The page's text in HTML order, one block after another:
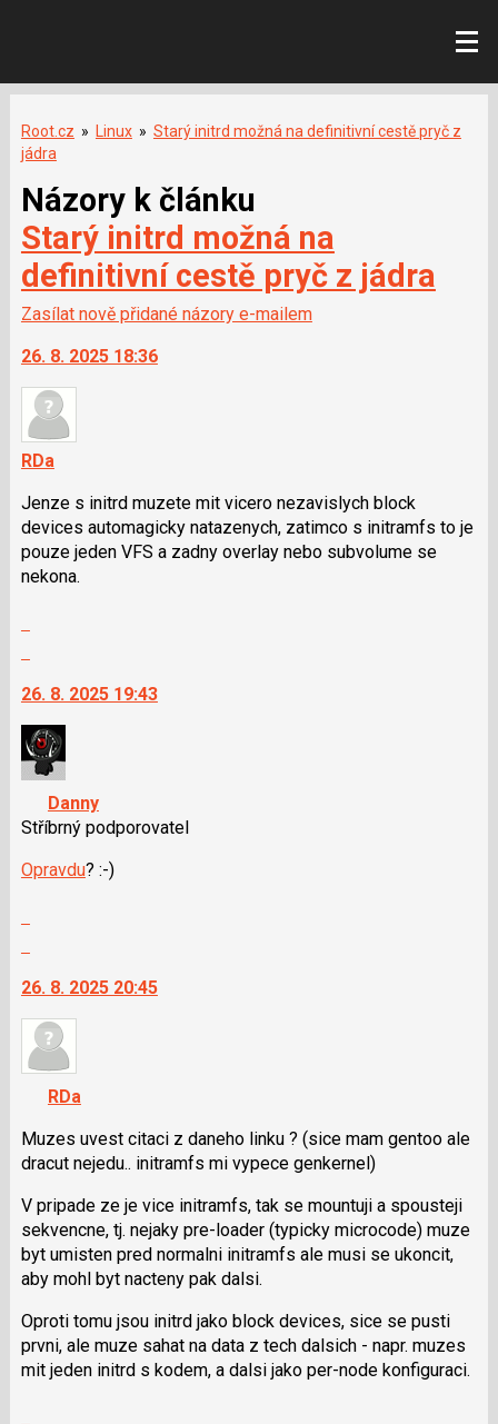
Root.cz » Linux » Starý initrd možná na definitivní cestě pryč z
jádra
Názory k článku
Starý initrd možná na
definitivní cestě pryč z jádra
Zasílat nově přidané názory e-mailem
26. 8. 2025 18:36
RDa
Jenze s initrd muzete mit vicero nezavislych block
devices automagicky natazenych, zatimco s initramfs to je
pouze jeden VFS a zadny overlay nebo subvolume se
nekona.
další
nový
názor.
K
navigaci
lze
použít
i
a
P
pro
předchozí
nový
názor
26. 8. 2025 19:43
Danny
Stříbrný podporovatel
Opravdu? :-)
další
nový
názor.
navigaci
lze
použít
i
N
pro
následující
a
pro
předchozí
nový
26. 8. 2025 20:45
RDa
Muzes uvest citaci z daneho linku ? (sice mam gentoo ale
dracut nejedu.. initramfs mi vypece genkernel)
V pripade ze je vice initramfs, tak se mountuji a spousteji
sekvencne, tj. nejaky pre-loader (typicky microcode) muze
byt umisten pred normalni initramfs ale musi se ukoncit,
aby mohl byt nacteny pak dalsi.
Oproti tomu jsou initrd jako block devices, sice se pusti
prvni, ale muze sahat na data z tech dalsich - napr. muzes
mit jeden initrd s kodem, a dalsi jako per-node konfiguraci.